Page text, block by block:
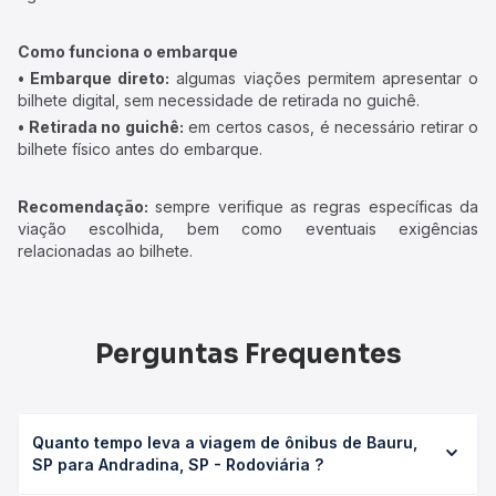
Como funciona o embarque
• Embarque direto: algumas viações permitem apresentar o
bilhete digital, sem necessidade de retirada no guichê.
• Retirada no guichê: em certos casos, é necessário retirar o
bilhete físico antes do embarque.
Recomendação: sempre verifique as regras específicas da
viação escolhida, bem como eventuais exigências
relacionadas ao bilhete.
Perguntas Frequentes
Quanto tempo leva a viagem de ônibus de Bauru,
SP para Andradina, SP - Rodoviária ?